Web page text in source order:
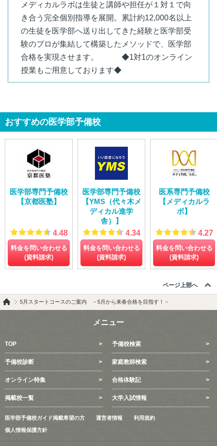
メディカルラボは生徒と講師や担任が１対１で向
き合う完全個別指導を展開。累計約12,000名以上
の生徒を医学部へ送り出してきた経験と医学部受
験のプロが集結して構築したメソッドで、医学部
合格を実現させます。 ◆1対1のオンライン
授業もご用意しております◆
おすすめの医学部予備校
医学部専門予備校
【京都医塾】
4.48
料金を問い合わせる
(資料請求)
医学部専門予備校
【YMS（代々木メ
ディカル進学
舎）】
4.34
料金を問い合わせる
(資料請求)
医系専門予備校
【メディカルラ
ボ】
4.27
料金を問い合わせる
(資料請求)
ページ上部へ
5月スタートコースのご案内 －5月から来春合格を目指す！－
メニュー
TOP 予備校検索
予備校診断 家庭教師検索
オンライン特集 合格体験記
掲載校一覧 大学入試情報
医学部予備校ガイド掲載希望の方 運営者情報 利用規約
個人情報保護方針